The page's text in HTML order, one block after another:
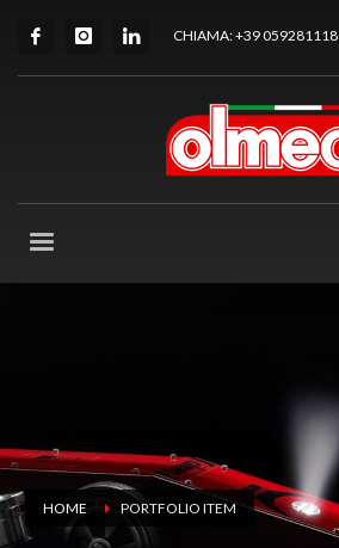
CHIAMA: +39 059281118
HOME PORTFOLIO ITEM